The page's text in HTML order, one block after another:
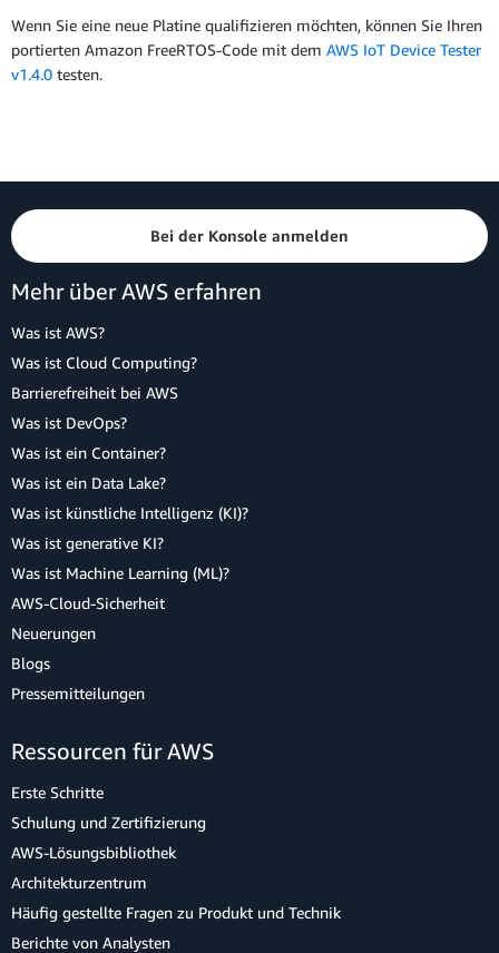
Wenn Sie eine neue Platine qualifizieren möchten, können Sie Ihren
portierten Amazon FreeRTOS-Code mit dem AWS IoT Device Tester
v1.4.0 testen.
Bei der Konsole anmelden
Mehr über AWS erfahren
Was ist AWS?
Was ist Cloud Computing?
Barrierefreiheit bei AWS
Was ist DevOps?
Was ist ein Container?
Was ist ein Data Lake?
Was ist künstliche Intelligenz (KI)?
Was ist generative KI?
Was ist Machine Learning (ML)?
AWS-Cloud-Sicherheit
Neuerungen
Blogs
Pressemitteilungen
Ressourcen für AWS
Erste Schritte
Schulung und Zertifizierung
AWS-Lösungsbibliothek
Architekturzentrum
Häufig gestellte Fragen zu Produkt und Technik
Berichte von Analysten